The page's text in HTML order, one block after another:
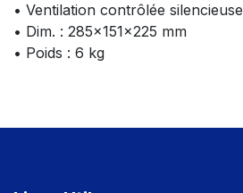
• Ventilation contrôlée silencieuse
• Dim. : 285x151x225 mm
• Poids : 6 kg